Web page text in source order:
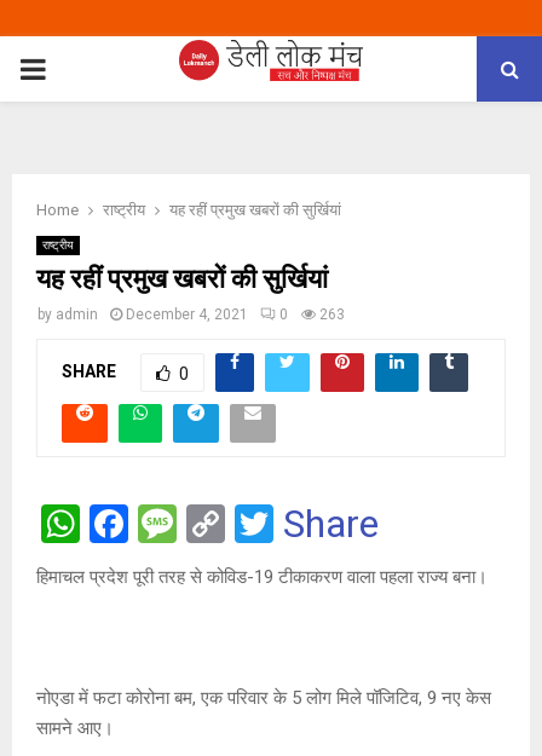
PRIMARY
Home राष्ट्रीय यह रहीं प्रमुख खबरों की सुर्खियां
राष्ट्रीय
यह रहीं प्रमुख खबरों की सुर्खियां
by admin December 4, 2021 0 263
SHARE 0
W
h
at
A
p
F
a
ce
o
o
M
es
e
C
o
n
k
T
wi
Share
हिमाचल प्रदेश पूरी तरह से कोविड-19 टीकाकरण वाला पहला राज्य बना।
नोएडा में फटा कोरोना बम, एक परिवार के 5 लोग मिले पॉजिटिव, 9 नए केस
सामने आए।